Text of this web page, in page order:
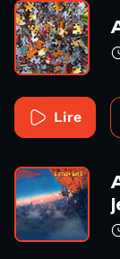
Lire